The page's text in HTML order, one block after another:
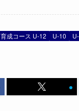
育成コース U-12 U-10